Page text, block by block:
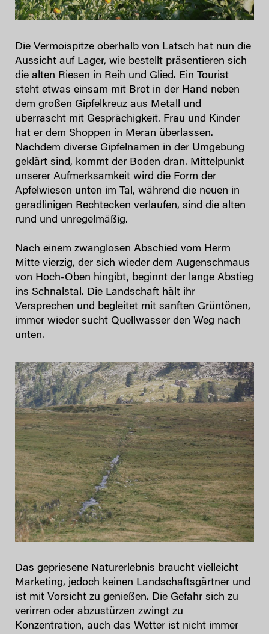
Die Vermoispitze oberhalb von Latsch hat nun die
Aussicht auf Lager, wie bestellt präsentieren sich
die alten Riesen in Reih und Glied. Ein Tourist
steht etwas einsam mit Brot in der Hand neben
dem großen Gipfelkreuz aus Metall und
überrascht mit Gesprächigkeit. Frau und Kinder
hat er dem Shoppen in Meran überlassen.
Nachdem diverse Gipfelnamen in der Umgebung
geklärt sind, kommt der Boden dran. Mittelpunkt
unserer Aufmerksamkeit wird die Form der
Apfelwiesen unten im Tal, während die neuen in
geradlinigen Rechtecken verlaufen, sind die alten
rund und unregelmäßig.
Nach einem zwanglosen Abschied vom Herrn
Mitte vierzig, der sich wieder dem Augenschmaus
von Hoch-Oben hingibt, beginnt der lange Abstieg
ins Schnalstal. Die Landschaft hält ihr
Versprechen und begleitet mit sanften Grüntönen,
immer wieder sucht Quellwasser den Weg nach
unten.
Das gepriesene Naturerlebnis braucht vielleicht
Marketing, jedoch keinen Landschaftsgärtner und
ist mit Vorsicht zu genießen. Die Gefahr sich zu
verirren oder abzustürzen zwingt zu
Konzentration, auch das Wetter ist nicht immer